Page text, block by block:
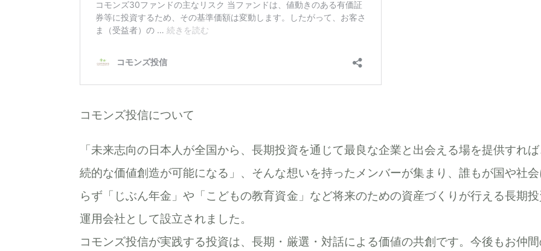
コモンズ投信について
「未来志向の日本人が全国から、長期投資を通じて最良な企業と出会える場を提供すれ
続的な価値創造が可能になる」、そんな想いを持ったメンバーが集まり、誰もが国や社
らず「じぶん年金」や「こどもの教育資金」など将来のための資産づくりが行える長期
運用会社として設立されました。
コモンズ投信が実践する投資は、長期・厳選・対話による価値の共創です。今後もお仲